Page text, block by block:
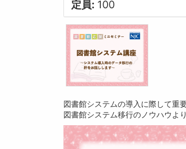
定員: 100
図書館システムの導入に際して重
図書館システム移行のノウハウよ